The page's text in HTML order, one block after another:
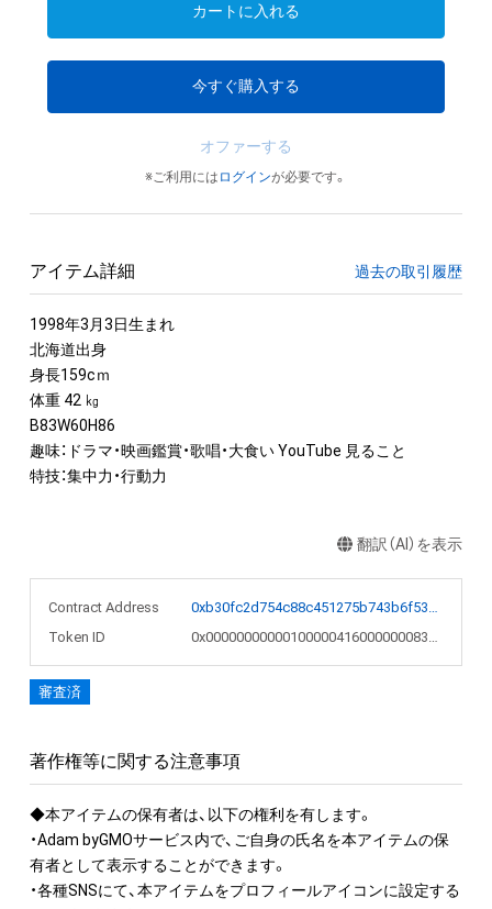
カートに入れる
今すぐ購入する
オファーする
※ご利用には ログインが必要です。
アイテム詳細 過去の取引履歴
1998年3月3日生まれ
北海道出身
身長159cｍ
体重 42 ㎏
B83W60H86
趣味：ドラマ・映画鑑賞・歌唱・大食い YouTube 見ること
特技：集中力・行動力
翻訳（AI）を表示
Contract Address
0xb30fc2d754c88c451275b743b6f530f19f643683
Token ID
0x000000000001000004160000000839cd
審査済
著作権等に関する注意事項
◆本アイテムの保有者は、以下の権利を有します。
・Adam byGMOサービス内で、ご自身の氏名を本アイテムの保
有者として表示することができます。
・各種SNSにて、本アイテムをプロフィールアイコンに設定する